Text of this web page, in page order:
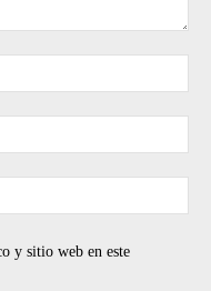
y sitio web en este